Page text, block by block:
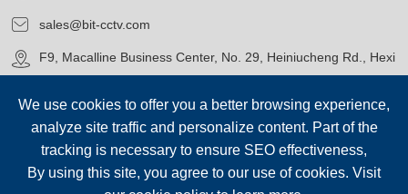
sales@bit-cctv.com
F9, Macalline Business Center, No. 29, Heiniucheng Rd., Hexi
We use cookies to offer you a better browsing experience,
analyze site traffic and personalize content. Part of the
tracking is necessary to ensure SEO effectiveness,
By using this site, you agree to our use of cookies. Visit